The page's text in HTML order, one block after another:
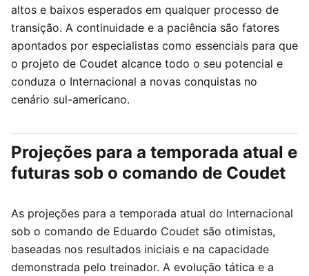
altos e baixos esperados em qualquer processo de
transição. A continuidade e a paciência são fatores
apontados por especialistas como essenciais para que
o projeto de Coudet alcance todo o seu potencial e
conduza o Internacional a novas conquistas no
cenário sul-americano.
Projeções para a temporada atual e
futuras sob o comando de Coudet
As projeções para a temporada atual do Internacional
sob o comando de Eduardo Coudet são otimistas,
baseadas nos resultados iniciais e na capacidade
demonstrada pelo treinador. A evolução tática e a